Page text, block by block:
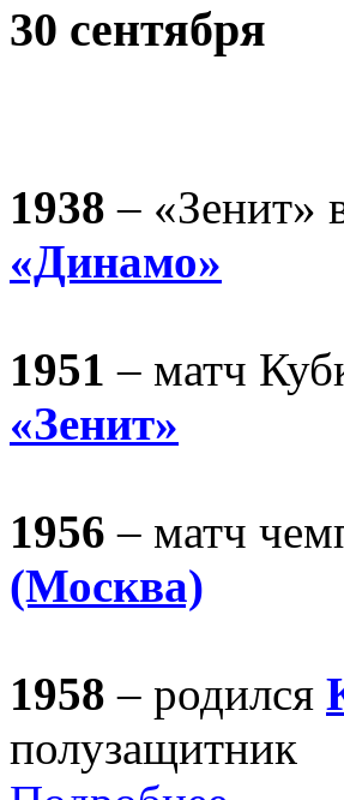
30 сентября
1938 – «Зенит»
«Динамо»
1951 – матч
«Зенит»
1956 – матч
(Москва)
1958– родился
полузащитник